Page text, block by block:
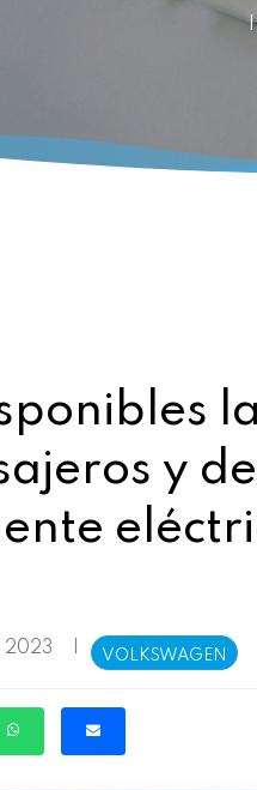
y
2023 VOLKSWAGEN